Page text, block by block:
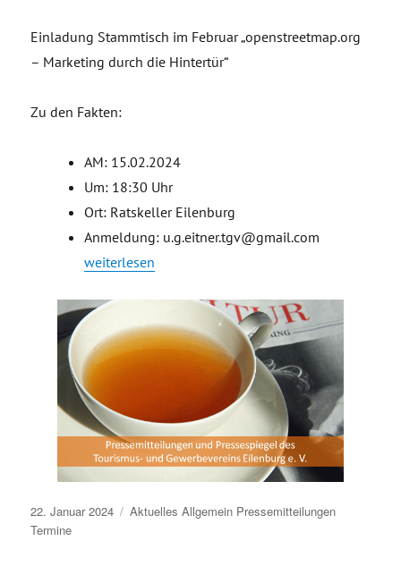
Einladung Stammtisch im Februar „openstreetmap.org
– Marketing durch die Hintertür“
Zu den Fakten:
AM: 15.02.2024
Um: 18:30 Uhr
Ort: Ratskeller Eilenburg
Anmeldung: u.g.eitner.tgv@gmail.com
„Einladung Stammtisch openstreetmap.org –
weiterlesen
Veröffentlicht
am
22. Januar 2024 Aktuelles Allgemein Pressemitteilungen
Termine